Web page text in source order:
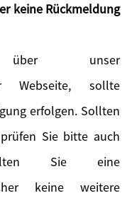
keine Rückmeldung
über unser
Webseite, sollte
erfolgen. Sollten
Sie bitte auch
Sie eine
keine weitere